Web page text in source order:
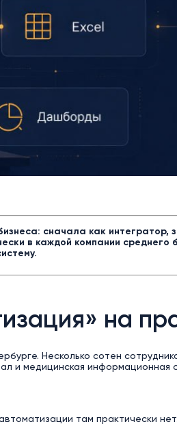
сначала как интегратор,
в каждой компании среднего
на
Несколько сотен
и медицинская информационная
там практически нет.